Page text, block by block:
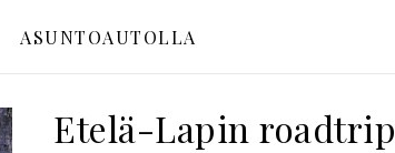
ASUNTOAUTOLLA
Etelä-Lapin roadtrip